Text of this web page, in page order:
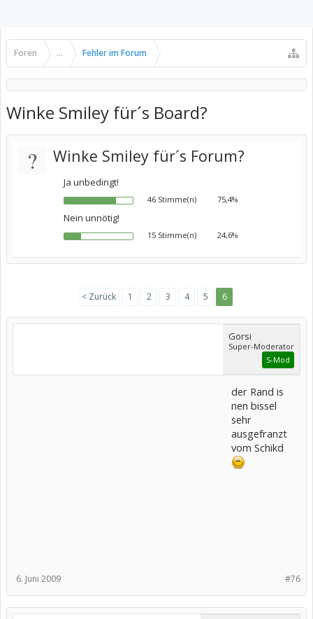
Foren ... Fehler im Forum
Winke Smiley für´s Board?
? Winke Smiley für´s Forum?
Ja unbedingt!
46 Stimme(n) 75,4%
Nein unnötig!
15 Stimme(n) 24,6%
< Zurück 1 2 3 4 5 6
Gorsi
Super-Moderator
S-Mod
der Rand is
nen bissel
sehr
ausgefranzt
vom Schikd
#76
6. Juni 2009